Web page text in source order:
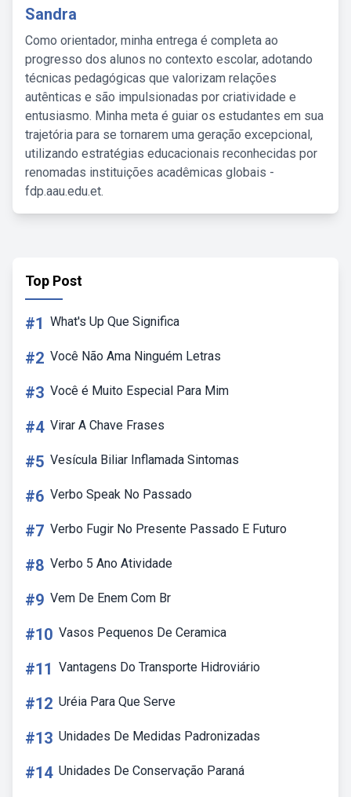
Sandra
Como orientador, minha entrega é completa ao
progresso dos alunos no contexto escolar, adotando
técnicas pedagógicas que valorizam relações
autênticas e são impulsionadas por criatividade e
entusiasmo. Minha meta é guiar os estudantes em sua
trajetória para se tornarem uma geração excepcional,
utilizando estratégias educacionais reconhecidas por
renomadas instituições acadêmicas globais -
fdp.aau.edu.et.
Top Post
#1 What's Up Que Significa
#2 Você Não Ama Ninguém Letras
#3 Você é Muito Especial Para Mim
#4 Virar A Chave Frases
#5 Vesícula Biliar Inflamada Sintomas
#6 Verbo Speak No Passado
#7 Verbo Fugir No Presente Passado E Futuro
#8 Verbo 5 Ano Atividade
#9 Vem De Enem Com Br
#10 Vasos Pequenos De Ceramica
#11 Vantagens Do Transporte Hidroviário
#12 Uréia Para Que Serve
#13 Unidades De Medidas Padronizadas
#14 Unidades De Conservação Paraná